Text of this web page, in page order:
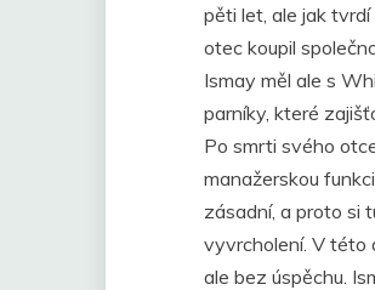
pěti let, ale jak
otec koupil
Ismay měl ale s
parníky, které
Po smrti svého
manažerskou
zásadní, a proto si
vyvrcholení. V této
ale bez úspěchu.